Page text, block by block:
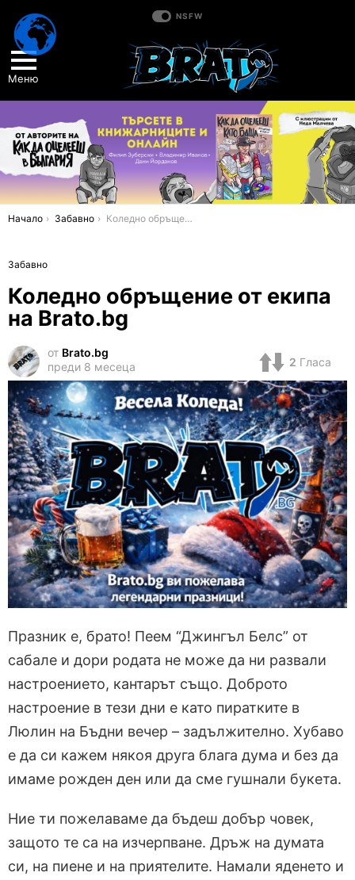
NSFW
Меню
You are here:
Начало Забавно Коледно обръщение от екипа на Brato.bg
Забавно
Коледно обръщение от екипа
на Brato.bg
от Brato.bg
преди 8 месеца
2 Гласа
Празник е, брато! Пеем “Джингъл Белс” от
сабале и дори родата не може да ни развали
настроението, кантарът също. Доброто
настроение в тези дни е като пиратките в
Люлин на Бъдни вечер – задължително. Хубаво
е да си кажем някоя друга блага дума и без да
имаме рожден ден или да сме гушнали букета.
Ние ти пожелаваме да бъдеш добър човек,
защото те са на изчерпване. Дръж на думата
си, на пиене и на приятелите. Намали яденето и